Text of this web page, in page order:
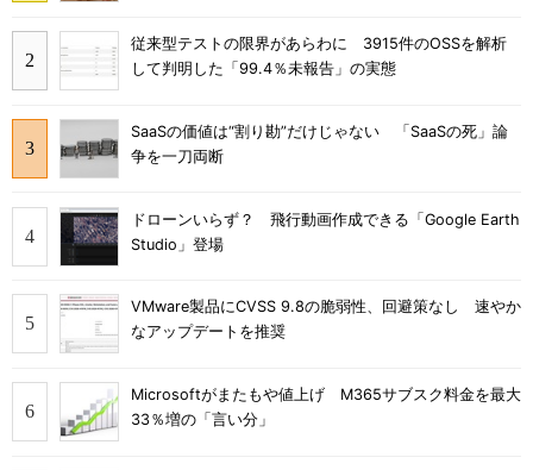
従来型テストの限界があらわに 3915件のOSSを解析
して判明した「99.4％未報告」の実態
SaaSの価値は“割り勘”だけじゃない 「SaaSの死」論
争を一刀両断
ドローンいらず？ 飛行動画作成できる「Google Earth
Studio」登場
VMware製品にCVSS 9.8の脆弱性、回避策なし 速やか
なアップデートを推奨
Microsoftがまたもや値上げ M365サブスク料金を最大
33％増の「言い分」